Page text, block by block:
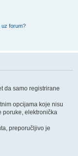
uz forum?
da samo registrirane
opcijama koje nisu
poruke, elektronička
preporučljivo je